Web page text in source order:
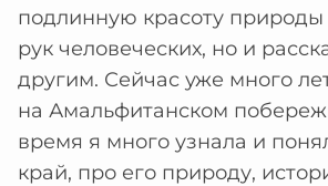
подлинную красоту природы
рук человеческих, но и
другим. Сейчас уже много
на Амальфитанском
время я много узнала и
край, про его природу,